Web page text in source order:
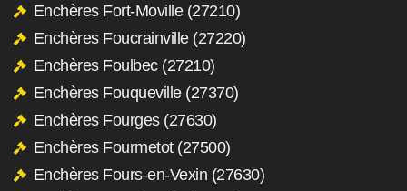
Enchères Fort-Moville (27210)
Enchères Foucrainville (27220)
Enchères Foulbec (27210)
Enchères Fouqueville (27370)
Enchères Fourges (27630)
Enchères Fourmetot (27500)
Enchères Fours-en-Vexin (27630)